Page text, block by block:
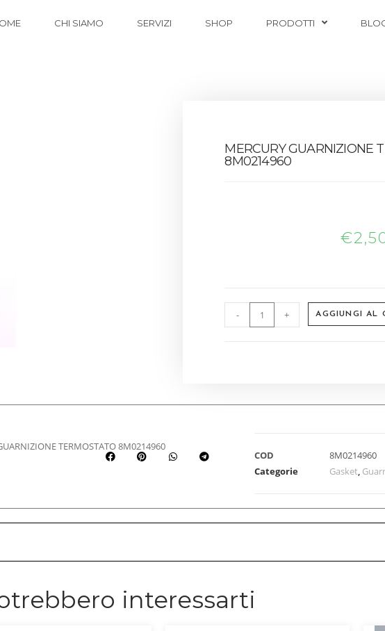
CHI SIAMO SERVIZI SHOP PRODOTTI
MERCURY GUARNIZIONE
8M0214960
€
- + AGGIUNGI AL
TERMOSTATO 8M0214960
COD
8M0214960
Categorie
Gasket,
interessarti